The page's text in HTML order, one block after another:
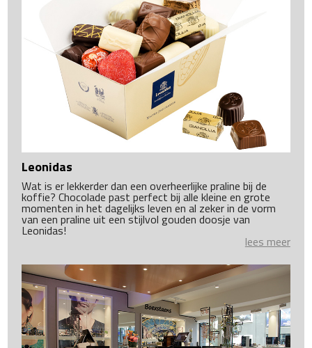
Leonidas
Wat is er lekkerder dan een overheerlijke praline bij de
koffie? Chocolade past perfect bij alle kleine en grote
momenten in het dagelijks leven en al zeker in de vorm
van een praline uit een stijlvol gouden doosje van
Leonidas!
lees meer